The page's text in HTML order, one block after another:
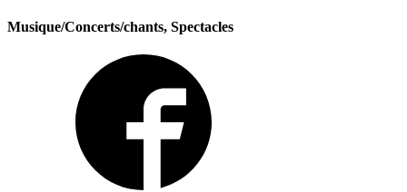
Musique/Concerts/chants, Spectacles